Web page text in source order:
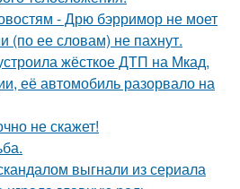
- Дрю бэрримор не моет
(по ее словам) не пахнут.
жёсткое ДТП на Мкад,
её автомобиль разорвало на
не скажет!
выгнали из сериала